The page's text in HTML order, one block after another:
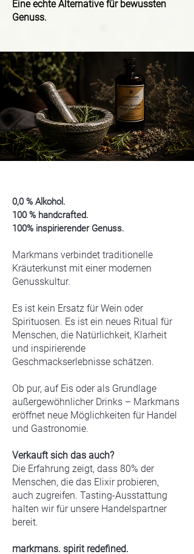
Eine echte Alternative für bewussten
Genuss.
0,0 % Alkohol.
100 % handcrafted.
100% inspirierender Genuss.
Markmans verbindet traditionelle
Kräuterkunst mit einer modernen
Genusskultur.
Es ist kein Ersatz für Wein oder
Spirituosen. Es ist ein neues Ritual für
Menschen, die Natürlichkeit, Klarheit
und inspirierende
Geschmackserlebnisse schätzen.
Ob pur, auf Eis oder als Grundlage
außergewöhnlicher Drinks – Markmans
eröffnet neue Möglichkeiten für Handel
und Gastronomie.
Verkauft sich das auch?
Die Erfahrung zeigt, dass 80% der
Menschen, die das Elixir probieren,
auch zugreifen. Tasting-Ausstattung
halten wir für unsere Handelspartner
bereit.
markmans. spirit redefined.